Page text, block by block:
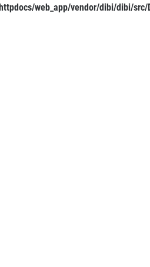
web_app/vendor/dibi/dibi/